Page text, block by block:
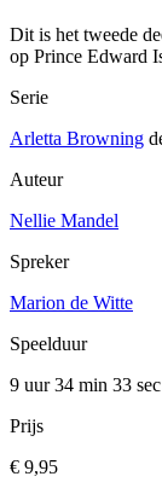
Dit is het tweede
op Prince Edward
Serie
Arletta Browning
Auteur
Nellie Mandel
Spreker
Marion de Witte
Speelduur
9 uur 34 min 33 sec
Prijs
€ 9,95